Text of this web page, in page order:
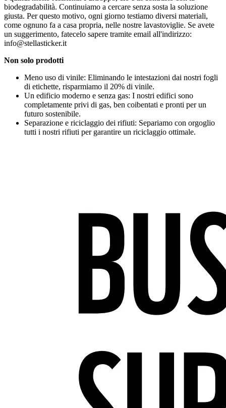
biodegradabilità. Continuiamo a cercare senza sosta la soluzione
giusta. Per questo motivo, ogni giorno testiamo diversi materiali,
come ognuno fa a casa propria, nelle nostre lavastoviglie. Se avete
un suggerimento, fatecelo sapere tramite email all'indirizzo:
info@stellasticker.it
Non solo prodotti
Meno uso di vinile: Eliminando le intestazioni dai nostri fogli
di etichette, risparmiamo il 20% di vinile.
Un edificio moderno e senza gas: I nostri edifici sono
completamente privi di gas, ben coibentati e pronti per un
futuro sostenibile.
Separazione e riciclaggio dei rifiuti: Separiamo con orgoglio
tutti i nostri rifiuti per garantire un riciclaggio ottimale.